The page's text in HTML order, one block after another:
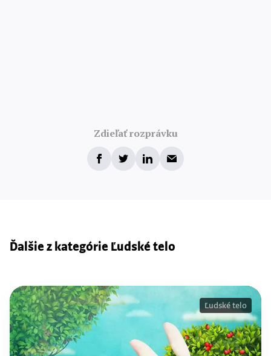
Zdieľať rozprávku
Ďalšie z kategórie Ľudské telo
Ľudské telo